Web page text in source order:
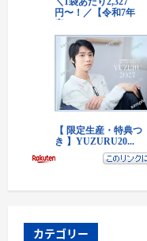
カテゴリー